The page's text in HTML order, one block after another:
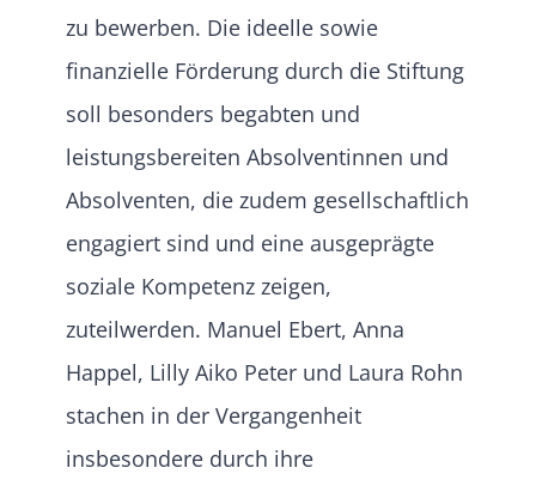
zu bewerben. Die ideelle sowie
finanzielle Förderung durch die Stiftung
soll besonders begabten und
leistungsbereiten Absolventinnen und
Absolventen, die zudem gesellschaftlich
engagiert sind und eine ausgeprägte
soziale Kompetenz zeigen,
zuteilwerden. Manuel Ebert, Anna
Happel, Lilly Aiko Peter und Laura Rohn
stachen in der Vergangenheit
insbesondere durch ihre